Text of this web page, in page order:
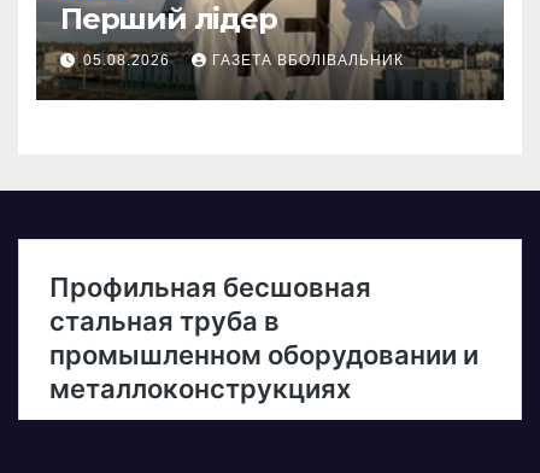
Перший лідер
05.08.2026 ГАЗЕТА ВБОЛІВАЛЬНИК